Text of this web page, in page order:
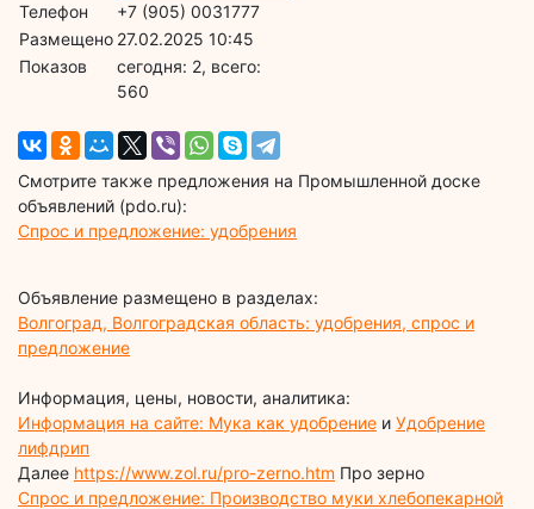
Телефон
+7 (905) 0031777
Размещено 27.02.2025 10:45
Показов
cегодня: 2, всего:
560
Смотрите также предложения на Промышленной доске
объявлений (pdo.ru):
Спрос и предложение: удобрения
Объявление размещено в разделах:
Волгоград, Волгоградская область: удобрения, спрос и
предложение
Информация, цены, новости, аналитика:
Информация на сайте: Мука как удобрение и Удобрение
лифдрип
Далее https://www.zol.ru/pro-zerno.htm Про зерно
Спрос и предложение: Производство муки хлебопекарной